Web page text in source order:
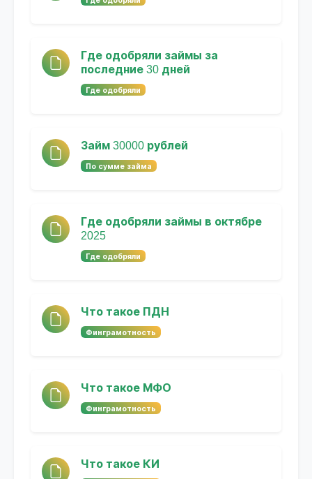
Где одобряли займы за
последние 30 дней
Где одобряли
Займ 30000 рублей
По сумме займа
Где одобряли займы в октябре
2025
Где одобряли
Что такое ПДН
Финграмотность
Что такое МФО
Финграмотность
Что такое КИ